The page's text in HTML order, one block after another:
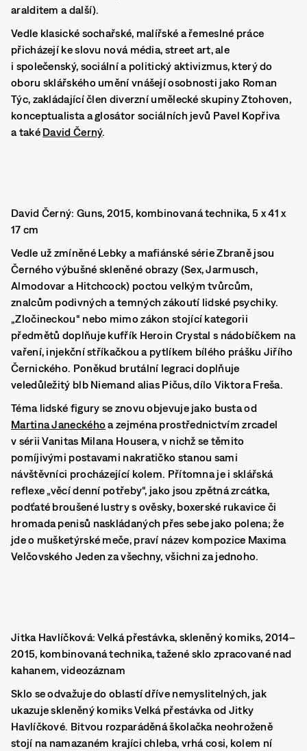
aralditem a další).
Vedle klasické sochařské, malířské a řemeslné práce
přicházejí ke slovu nová média, street art, ale
i společenský, sociální a politický aktivizmus, který do
oboru sklářského umění vnášejí osobnosti jako Roman
Týc, zakládající člen diverzní umělecké skupiny Ztohoven,
konceptualista a glosátor sociálních jevů Pavel Kopřiva
a také David Černý.
David Černý: Guns, 2015, kombinovaná technika, 5 x 41 x
17 cm
Vedle už zmíněné Lebky a mafiánské série Zbraně jsou
Černého výbušné skleněné obrazy (Sex, Jarmusch,
Almodovar a Hitchcock) poctou velkým tvůrcům,
znalcům podivných a temných zákoutí lidské psychiky.
„Zločineckou“ nebo mimo zákon stojící kategorii
předmětů doplňuje kufřík Heroin Crystal s nádobíčkem na
vaření, injekční stříkačkou a pytlíkem bílého prášku Jiřího
Černického. Poněkud brutální legraci doplňuje
veledůležitý blb Niemand alias Pičus, dílo Viktora Freša.
Téma lidské figury se znovu objevuje jako busta od
Martina Janeckéhoa zejména prostřednictvím zrcadel
v sérii Vanitas Milana Housera, v nichž se těmito
pomíjivými postavami nakratičko stanou sami
návštěvníci procházející kolem. Přítomna je i sklářská
reflexe „věcí denní potřeby“, jako jsou zpětná zrcátka,
podťaté broušené lustry s ověsky, boxerské rukavice či
hromada penisů naskládaných přes sebe jako polena; že
jde o mušketýrské meče, praví název kompozice Maxima
Velčovského Jeden za všechny, všichni za jednoho.
Jitka Havlíčková: Velká přestávka, skleněný komiks, 2014–
2015, kombinovaná technika, tažené sklo zpracované nad
kahanem, videozáznam
Sklo se odvažuje do oblastí dříve nemyslitelných, jak
ukazuje skleněný komiks Velká přestávka od Jitky
Havlíčkové. Bitvou rozparáděná školačka neohroženě
stojí na namazaném krajíci chleba, vrhá cosi, kolem ní